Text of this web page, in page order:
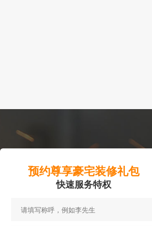
预约尊享豪宅装修礼包
快速服务特权